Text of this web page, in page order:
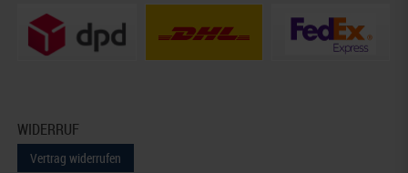
WIDERRUF
Vertrag widerrufen